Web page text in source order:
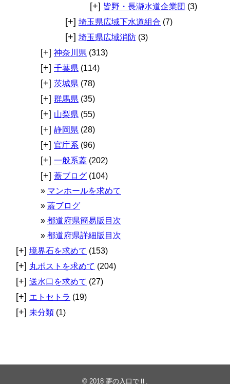
[+] 皆野・長瀞水道企業団 (3)
[+] 埼玉県広域下水道組合 (7)
[+] 埼玉県広域消防 (3)
[+] 神奈川県 (313)
[+] 千葉県 (114)
[+] 茨城県 (78)
[+] 群馬県 (35)
[+] 山梨県 (55)
[+] 静岡県 (28)
[+] 官庁系 (96)
[+] 一般系蓋 (202)
[+] 蓋ブログ (104)
マンホールを求めて
蓋ブログ
都道府県簡易版目次
都道府県詳細版目次
[+] 境界石を求めて (153)
[+] 丸ポストを求めて (204)
[+] 送水口を求めて (27)
[+] エトセトラ (19)
[+] 未分類 (1)
© 2018 夢の入口でⅡ